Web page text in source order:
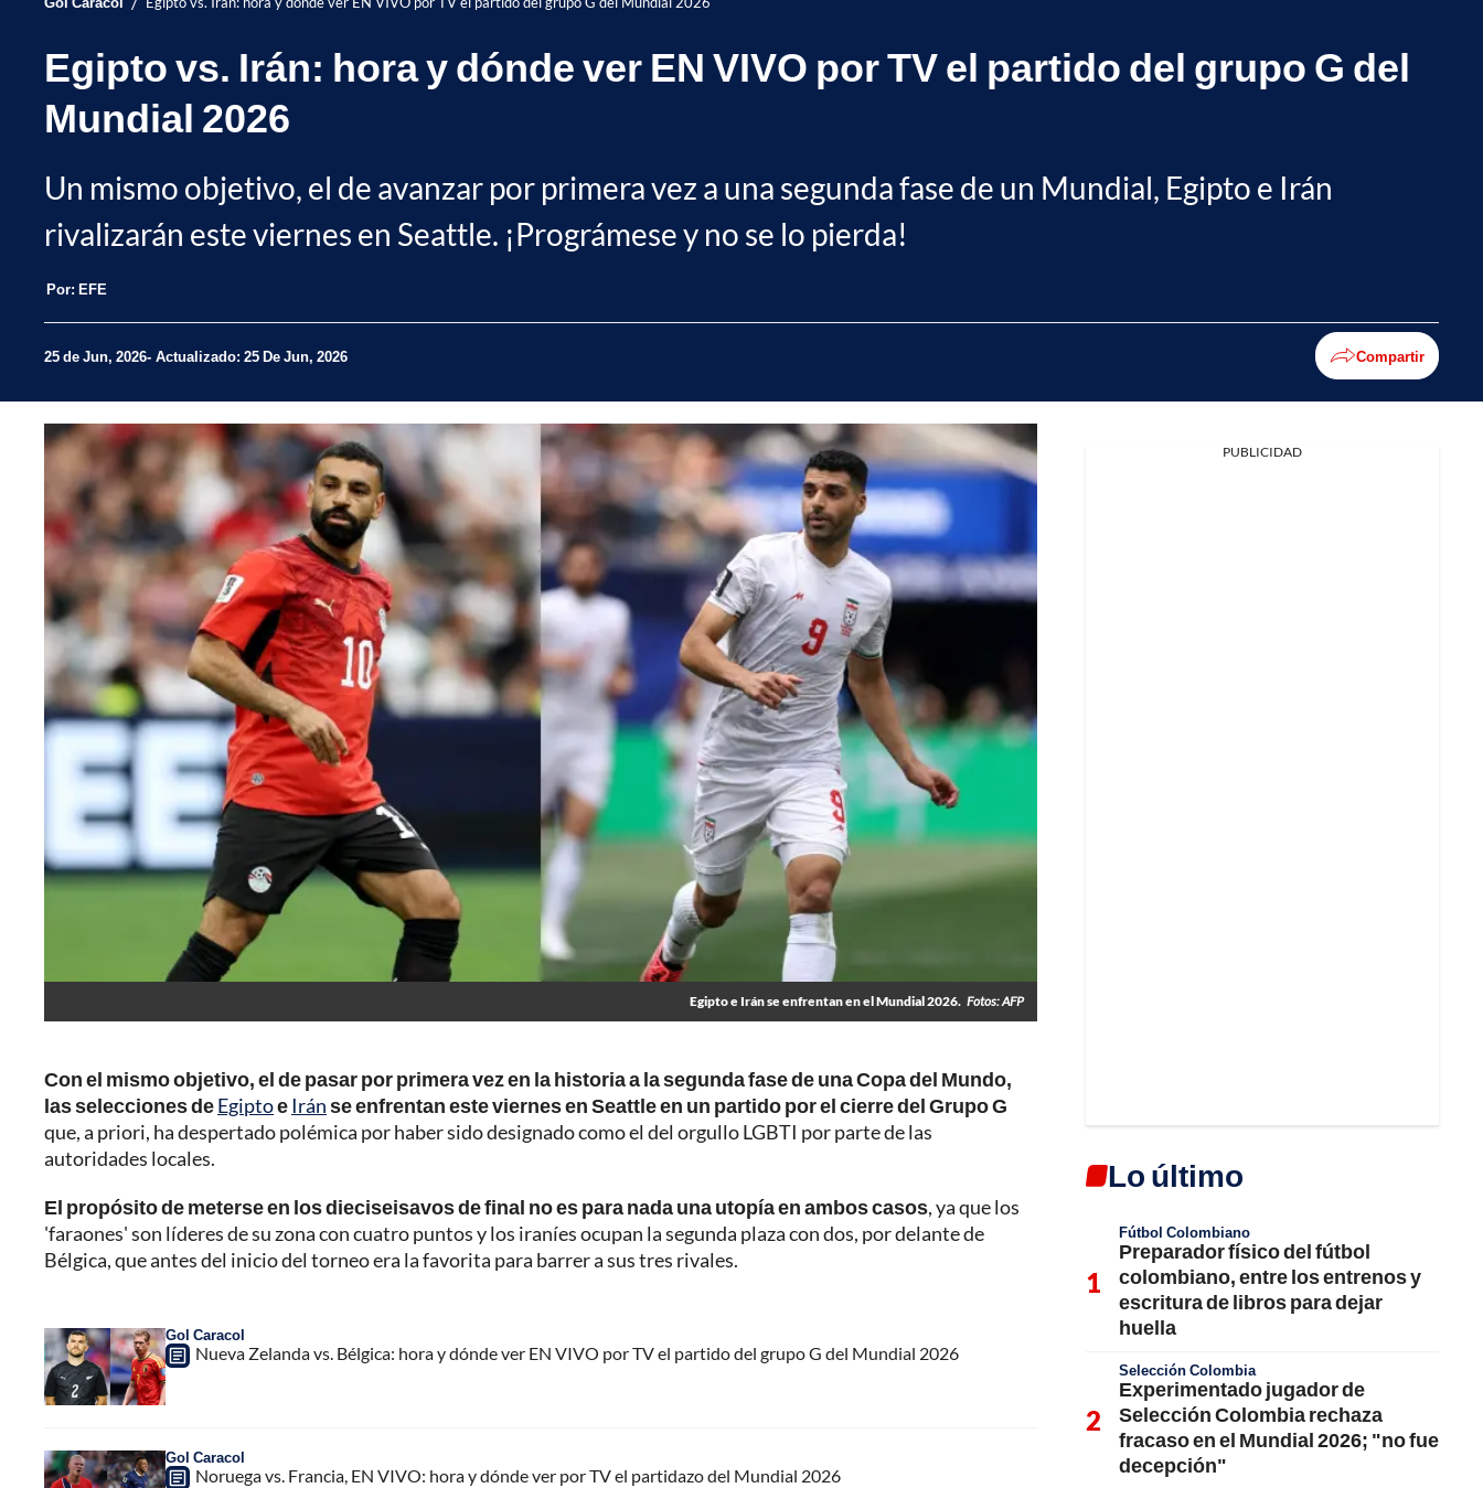
Egipto vs. Irán: hora y dónde ver EN VIVO por TV el partido del grupo G del
Mundial 2026
Un mismo objetivo, el de avanzar por primera vez a una segunda fase de un Mundial, Egipto e Irán
rivalizarán este viernes en Seattle. ¡Prográmese y no se lo pierda!
Por: EFE
25 de Jun, 2026 Actualizado: 25 De Jun, 2026 Compartir
Egipto e Irán se enfrentan en el Mundial 2026. Fotos: AFP
Con el mismo objetivo, el de pasar por primera vez en la historia a la segunda fase de una Copa del Mundo,
las selecciones deEgiptoeIránse enfrentan este viernes en Seattle en un partido por el cierre del Grupo G
que, a priori, ha despertado polémica por haber sido designado como el del orgullo LGBTI por parte de las
autoridades locales.
El propósito de meterse en los dieciseisavos de final no es para nada una utopía en ambos casos, ya que los
'faraones' son líderes de su zona con cuatro puntos y los iraníes ocupan la segunda plaza con dos, por delante de
Bélgica, que antes del inicio del torneo era la favorita para barrer a sus tres rivales.
Gol Caracol
Nueva Zelanda vs. Bélgica: hora y dónde ver EN VIVO por TV el partido del grupo G del Mundial 2026
Gol Caracol
Noruega vs. Francia, EN VIVO: hora y dónde ver por TV el partidazo del Mundial 2026
PUBLICIDAD
Lo último
Fútbol Colombiano
Preparador físico del fútbol
colombiano, entre los entrenos y
escritura de libros para dejar
huella
Selección Colombia
Experimentado jugador de
Selección Colombia rechaza
fracaso en el Mundial 2026; "no fue
decepción"